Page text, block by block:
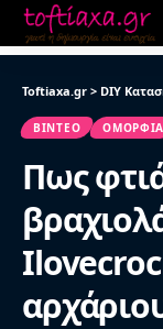
Toftiaxa.gr > DIY
ΒΙΝΤΕΟ ΟΜΟΡΦΙΆ
Πως